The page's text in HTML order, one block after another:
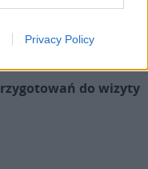
Privacy Policy
do wizyty